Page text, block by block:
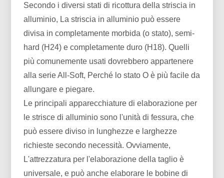
Secondo i diversi stati di ricottura della striscia in
alluminio, La striscia in alluminio può essere
divisa in completamente morbida (o stato), semi-
hard (H24) e completamente duro (H18). Quelli
più comunemente usati dovrebbero appartenere
alla serie All-Soft, Perché lo stato O è più facile da
allungare e piegare.
Le principali apparecchiature di elaborazione per
le strisce di alluminio sono l'unità di fessura, che
può essere diviso in lunghezze e larghezze
richieste secondo necessità. Ovviamente,
L'attrezzatura per l'elaborazione della taglio è
universale, e può anche elaborare le bobine di